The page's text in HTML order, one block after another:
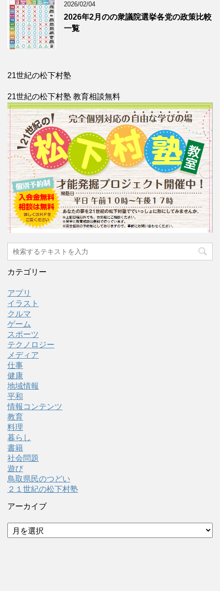
2026/02/04
2026年2月のの衆議院選挙各党の政策比較
一覧
21世紀の松下村塾
21世紀の松下村塾 教育相談無料
カテゴリー
アプリ
イラスト
クルマ
ゲーム
スポーツ
テクノロジー
メディア
仕事
健康
地域情報
平和
情報コンテンツ
教育
料理
暮らし
書籍
社会問題
遊び
鳥取県民のつどい
２１世紀の松下村塾
アーカイブ
ア
ー